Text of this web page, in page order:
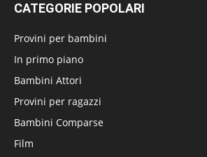
CATEGORIE POPOLARI
Provini per bambini
In primo piano
Bambini Attori
Provini per ragazzi
Bambini Comparse
Film